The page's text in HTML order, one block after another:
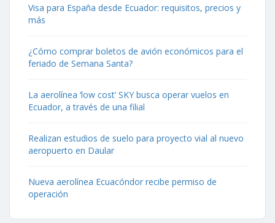
Visa para España desde Ecuador: requisitos, precios y
más
¿Cómo comprar boletos de avión económicos para el
feriado de Semana Santa?
La aerolínea ‘low cost’ SKY busca operar vuelos en
Ecuador, a través de una filial
Realizan estudios de suelo para proyecto vial al nuevo
aeropuerto en Daular
Nueva aerolínea Ecuacóndor recibe permiso de
operación